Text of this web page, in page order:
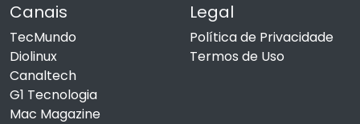
Canais
TecMundo
Diolinux
Canaltech
G1 Tecnologia
Mac Magazine
Legal
Política de Privacidade
Termos de Uso